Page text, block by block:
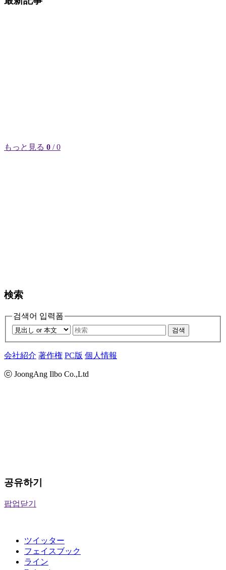
もっと見る 0 / 0
検索
검색어 입력폼
검색
会社紹介 著作権 PC版 個人情報
ⓒ JoongAng Ilbo Co.,Ltd
공유하기
팝업닫기
ツイッター
フェイスブック
ライン